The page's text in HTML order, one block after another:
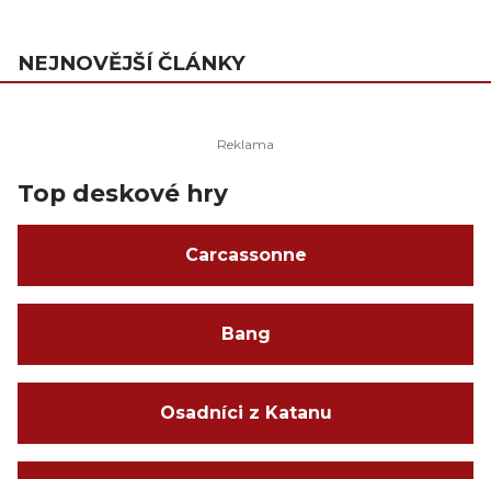
NEJNOVĚJŠÍ ČLÁNKY
Top deskové hry
Carcassonne
Bang
Osadníci z Katanu